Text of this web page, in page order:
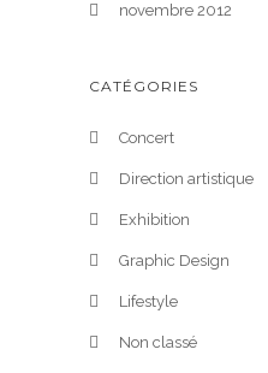
novembre 2012
CATÉGORIES
Concert
Direction artistique
Exhibition
Graphic Design
Lifestyle
Non classé